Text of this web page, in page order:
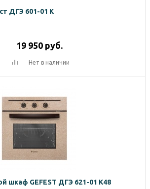
ДГЭ 601-01 К
19 950 руб.
Нет в наличии
шкаф GEFEST ДГЭ 621-01 К48